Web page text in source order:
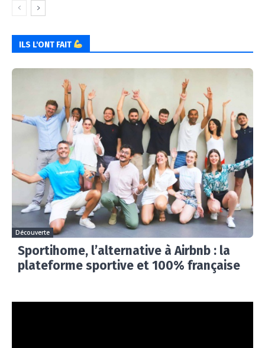
ILS L'ONT FAIT
Découverte
Sportihome, l’alternative à Airbnb : la
plateforme sportive et 100% française